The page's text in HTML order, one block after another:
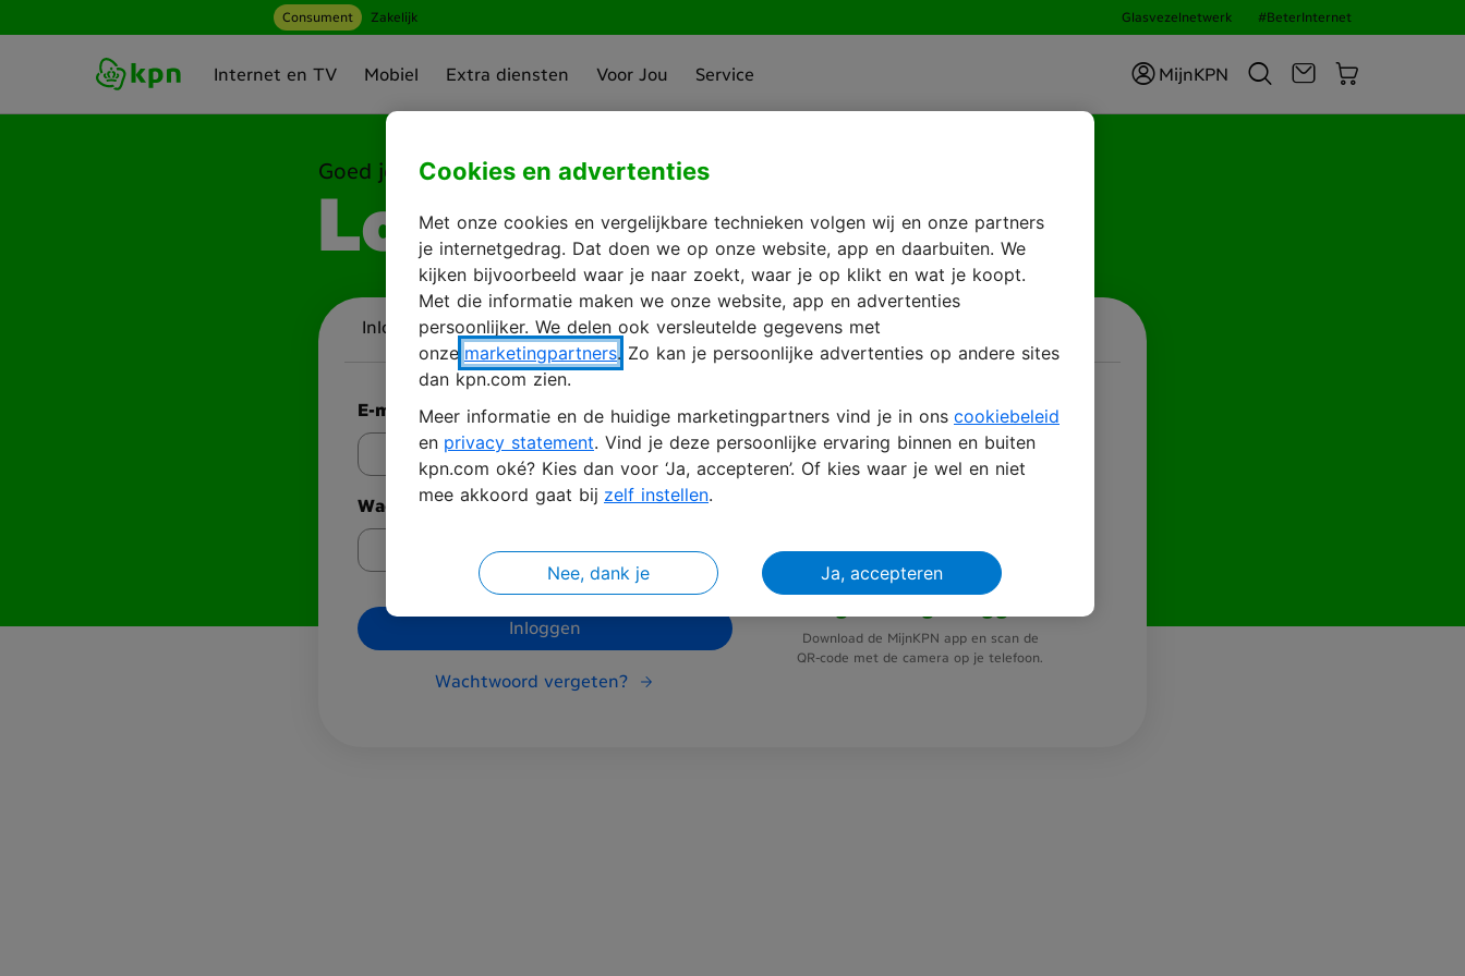
Ga naar hoofdinhoud
Consument Zakelijk Glasvezelnetwerk #BeterInternet
Internet en TV Mobiel Extra diensten Voor Jou Service MijnKPN
Goed je weer te zien
Log in met je KPN ID
Inloggen Account aanmaken
E-mailadres
Wachtwoord
Inloggen
Wachtwoord vergeten?
Download de MijnKPN app en scan de
QR-code met de camera op je telefoon.
Cookies en advertenties
Met onze cookies en vergelijkbare technieken volgen wij en onze partners
je internetgedrag. Dat doen we op onze website, app en daarbuiten. We
kijken bijvoorbeeld waar je naar zoekt, waar je op klikt en wat je koopt.
Met die informatie maken we onze website, app en advertenties
persoonlijker. We delen ook versleutelde gegevens met
onze marketingpartners. Zo kan je persoonlijke advertenties op andere sites
dan kpn.com zien.
Meer informatie en de huidige marketingpartners vind je in ons cookiebeleid
en privacy statement. Vind je deze persoonlijke ervaring binnen en buiten
kpn.com oké? Kies dan voor ‘Ja, accepteren’. Of kies waar je wel en niet
mee akkoord gaat bij zelf instellen.
Nee, dank je Ja, accepteren